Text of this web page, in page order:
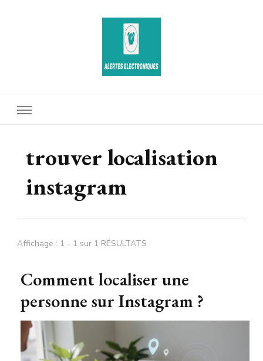
trouver localisation
instagram
Affichage : 1 - 1 sur 1 RÉSULTATS
Comment localiser une
personne sur Instagram ?